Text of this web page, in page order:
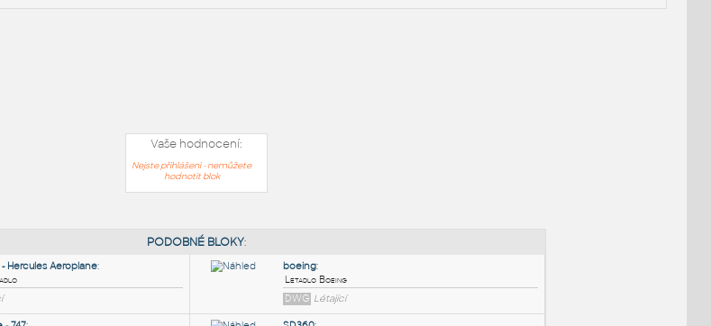
Vaše hodnocení:
Nejste přihlášeni - nemůžete
hodnotit blok